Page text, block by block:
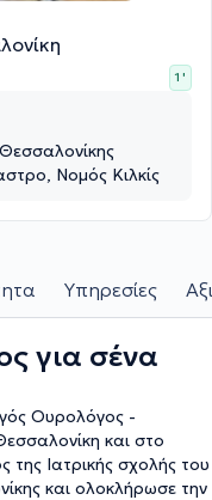
1 '
Νομός Κιλκίς
Υπηρεσίες
για σένα
Ουρολόγος -
και στο
της Ιατρικής σχολής του
και ολοκλήρωσε την